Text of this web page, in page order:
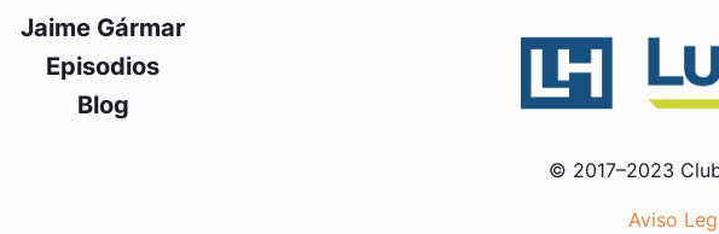
Jaime Gármar
Episodios
Blog
© 2017–2023
Aviso